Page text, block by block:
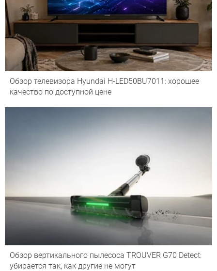
Обзор телевизора Hyundai H-LED50BU7011: хорошее
качество по доступной цене
Обзор вертикального пылесоса TROUVER G70 Detect:
убирается так, как другие не могут